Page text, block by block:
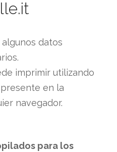
datos
imprimir utilizando
en la
navegador.
para los